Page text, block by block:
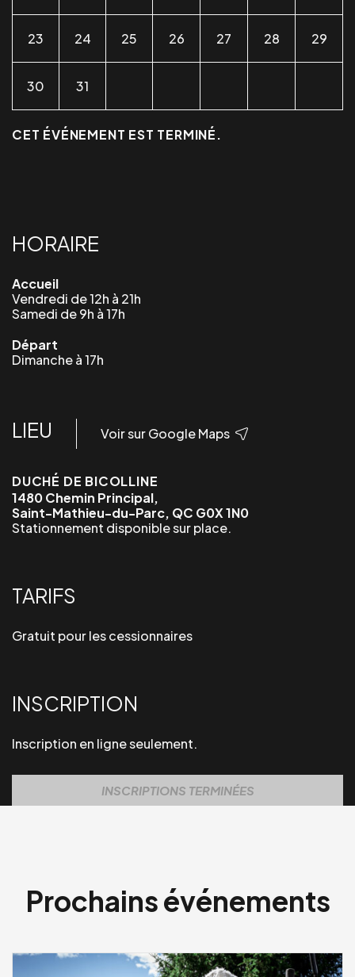
23 24 25 26 27 28 29
30 31
CET ÉVÉNEMENT EST TERMINÉ.
HORAIRE
Accueil
Vendredi de 12h à 21h
Samedi de 9h à 17h
Départ
Dimanche à 17h
LIEU Voir sur Google Maps
DUCHÉ DE BICOLLINE
1480 Chemin Principal,
Saint-Mathieu-du-Parc, QC G0X 1N0
Stationnement disponible sur place.
TARIFS
Gratuit pour les cessionnaires
INSCRIPTION
Inscription en ligne seulement.
INSCRIPTIONS TERMINÉES
Prochains événements